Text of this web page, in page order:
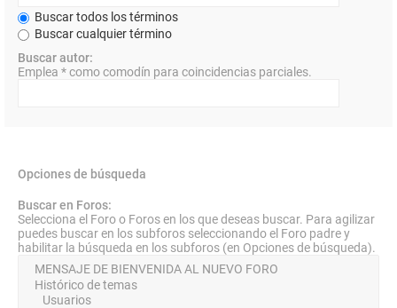
Buscar todos los términos
Buscar cualquier término
Buscar autor:
Emplea * como comodín para coincidencias parciales.
Opciones de búsqueda
Buscar en Foros:
Selecciona el Foro o Foros en los que deseas buscar. Para agilizar
puedes buscar en los subforos seleccionando el Foro padre y
habilitar la búsqueda en los subforos (en Opciones de búsqueda).